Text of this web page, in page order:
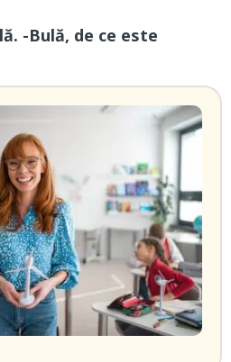
-Bulă, de ce este